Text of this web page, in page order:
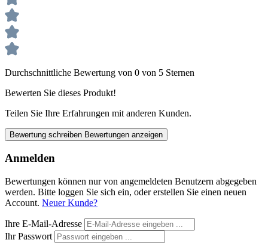
Durchschnittliche Bewertung von 0 von 5 Sternen
Bewerten Sie dieses Produkt!
Teilen Sie Ihre Erfahrungen mit anderen Kunden.
Bewertung schreiben Bewertungen anzeigen
Anmelden
Bewertungen können nur von angemeldeten Benutzern abgegeben
werden. Bitte loggen Sie sich ein, oder erstellen Sie einen neuen
Account. Neuer Kunde?
Ihre E-Mail-Adresse
Ihr Passwort